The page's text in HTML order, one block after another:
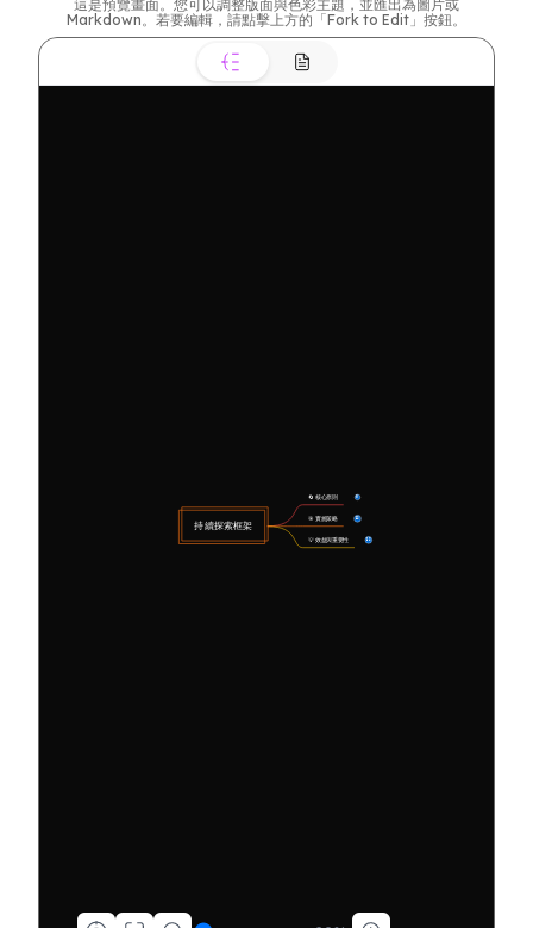
這是預覽畫面。您可以調整版面與色彩主題，並匯出為圖片或
Markdown。若要編輯，請點擊上方的「Fork to Edit」按鈕。
🔄 核心原則
🎯 實施策略 12
💡 效益與重要性 12
持續探索框架